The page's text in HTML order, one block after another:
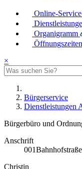
Online-
Organigramm
Öffnungszeiten
×
Bürgerservice
Dienstleistungen
Bürgerbüro und
Anschrift
001
Christin